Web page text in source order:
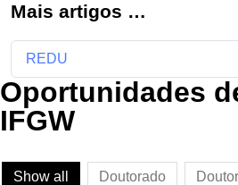
Mais artigos …
REDU
Oportunidades
IFGW
Show all Doutorado